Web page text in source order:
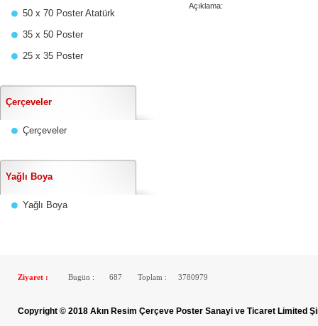
50 x 70 Poster Atatürk
35 x 50 Poster
25 x 35 Poster
Çerçeveler
Çerçeveler
Yağlı Boya
Yağlı Boya
Açıklama:
Ziyaret : Bugün : 687 Toplam : 3780979
Copyright © 2018 Akın Resim Çerçeve Poster Sanayi ve Ticaret Limited